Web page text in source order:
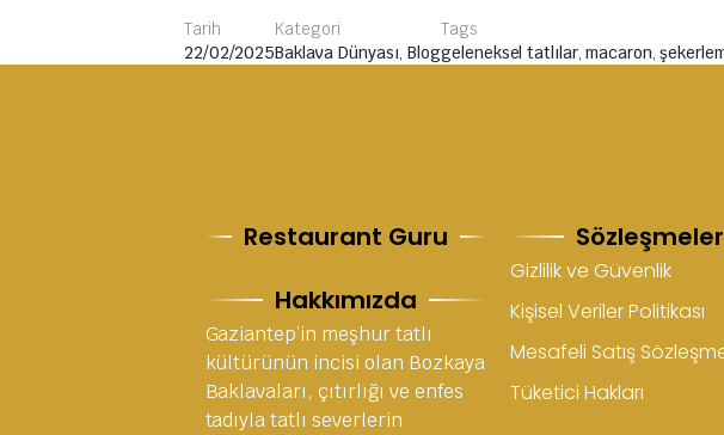
Tarih
22/02/2025
Kategori
Baklava Dünyası Blog
Tags
geleneksel tatlılar macaron
Restaurant Guru
Hakkımızda
Gaziantep’in meşhur tatlı
kültürünün incisi olan Bozkaya
Baklavaları, çıtırlığı ve enfes
tadıyla tatlı severlerin
Sözleşmeler
Gizlilik ve Güvenlik
Kişisel Veriler Politikası
Mesafeli Satış
Tüketici Hakları